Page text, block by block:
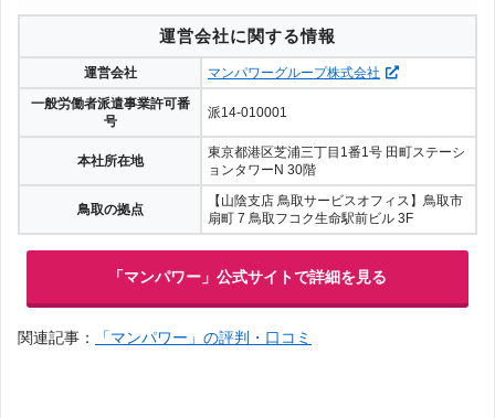
運営会社に関する情報
運営会社
マンパワーグループ株式会社
一般労働者派遣事業許可番
号
派14-010001
本社所在地
東京都港区芝浦三丁目1番1号 田町ステーシ
ョンタワーN 30階
鳥取の拠点
【山陰支店 鳥取サービスオフィス】鳥取市
扇町 7 鳥取フコク生命駅前ビル 3F
「マンパワー」公式サイトで詳細を見る
関連記事： 「マンパワー」の評判・口コミ